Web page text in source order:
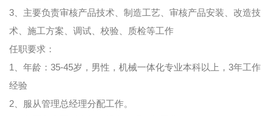
3、主要负责审核产品技术、制造工艺、审核产品安装、改造技
术、施工方案、调试、校验、质检等工作
任职要求：
1、年龄：35-45岁，男性，机械一体化专业本科以上，3年工作
经验
2、服从管理总经理分配工作。